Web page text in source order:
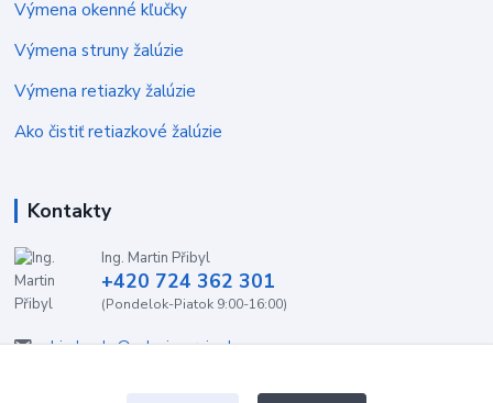
Výmena okenné kľučky
Výmena struny žalúzie
Výmena retiazky žalúzie
Ako čistiť retiazkové žalúzie
Kontakty
Ing. Martin Přibyl
+420 724 362 301
(Pondelok-Piatok 9:00-16:00)
objednavky@zaluzieservis.sk